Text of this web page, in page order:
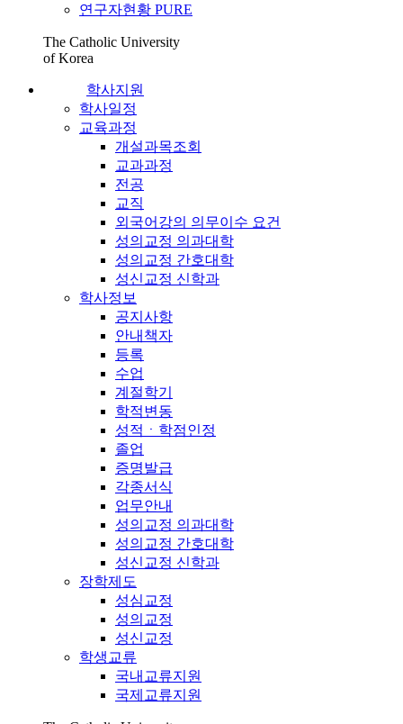
연구자현황 PURE
The Catholic University
of Korea
학사지원
학사일정
교육과정
개설과목조회
교과과정
전공
교직
외국어강의 의무이수 요건
성의교정 의과대학
성의교정 간호대학
성신교정 신학과
학사정보
공지사항
안내책자
등록
수업
계절학기
학적변동
성적ㆍ학점인정
졸업
증명발급
각종서식
업무안내
성의교정 의과대학
성의교정 간호대학
성신교정 신학과
장학제도
성심교정
성의교정
성신교정
학생교류
국내교류지원
국제교류지원